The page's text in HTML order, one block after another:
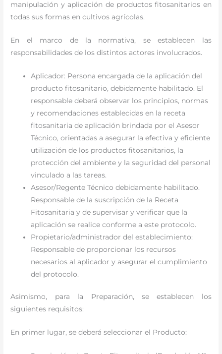
manipulación y aplicación de productos fitosanitarios en
todas sus formas en cultivos agrícolas.
En el marco de la normativa, se establecen las
responsabilidades de los distintos actores involucrados.
Aplicador: Persona encargada de la aplicación del
producto fitosanitario, debidamente habilitado. El
responsable deberá observar los principios, normas
y recomendaciones establecidas en la receta
fitosanitaria de aplicación brindada por el Asesor
Técnico, orientadas a asegurar la efectiva y eficiente
utilización de los productos fitosanitarios, la
protección del ambiente y la seguridad del personal
vinculado a las tareas.
Asesor/Regente Técnico debidamente habilitado.
Responsable de la suscripción de la Receta
Fitosanitaria y de supervisar y verificar que la
aplicación se realice conforme a este protocolo.
Propietario/administrador del establecimiento:
Responsable de proporcionar los recursos
necesarios al aplicador y asegurar el cumplimiento
del protocolo.
Asimismo, para la Preparación, se establecen los
siguientes requisitos:
En primer lugar, se deberá seleccionar el Producto: